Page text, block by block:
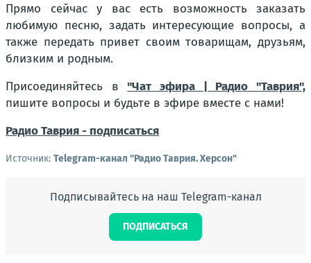
Прямо сейчас у вас есть возможность заказать
любимую песню, задать интересующие вопросы, а
также передать привет своим товарищам, друзьям,
близким и родным.
Присоединяйтесь в"Чат эфира | Радио "Таврия",
пишите вопросы и будьте в эфире вместе с нами!
Радио Таврия - подписаться
Источник: Telegram-канал "Радио Таврия. Херсон"
Подписывайтесь на наш Telegram-канал
ПОДПИСАТЬСЯ